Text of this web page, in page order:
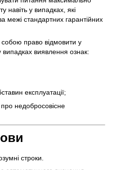
навіть у випадках, які
стандартних гарантійних
право відмовити у
випадках виявлення ознак:
експлуатації;
недобросовісне
строки.